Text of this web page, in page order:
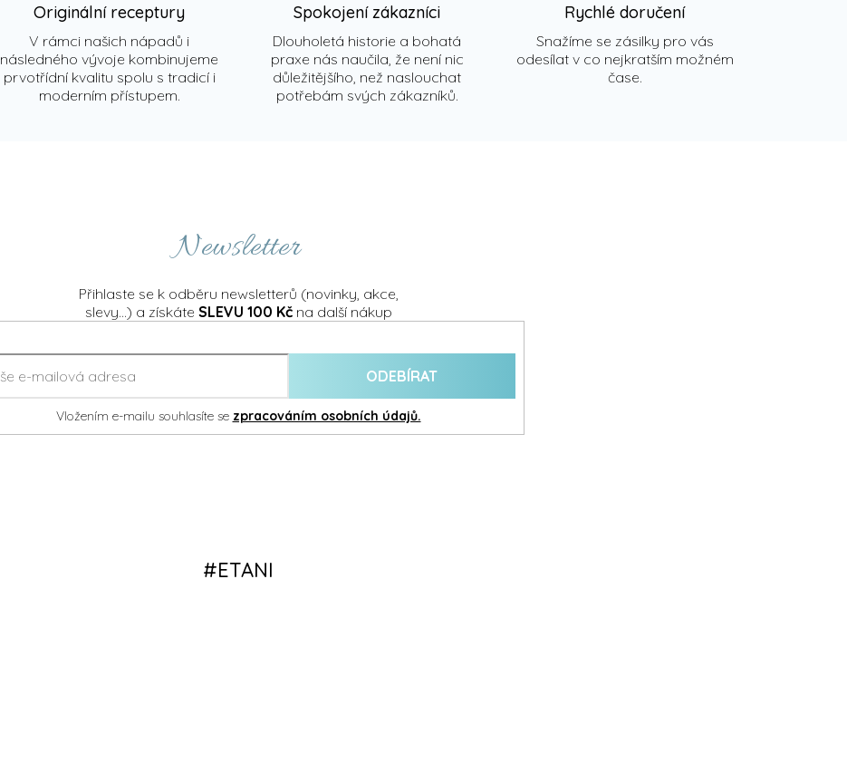
Originální receptury
V rámci našich nápadů i
následného vývoje kombinujeme
prvotřídní kvalitu spolu s tradicí i
moderním přístupem.
Spokojení zákazníci
Dlouholetá historie a bohatá
praxe nás naučila, že není nic
důležitějšího, než naslouchat
potřebám svých zákazníků.
Rychlé doručení
Snažíme se zásilky pro vás
odesílat v co nejkratším možném
čase.
Newsletter
Přihlaste se k odběru newsletterů (novinky, akce,
slevy...) a získáte SLEVU 100 Kčna další nákup
ODEBÍRAT
Vložením e-mailu souhlasíte se zpracováním osobních údajů.